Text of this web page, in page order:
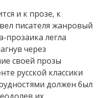
и к прозе, к
писателя жанровый
прозаика легла
через
своей прозы
русской классики
должен был